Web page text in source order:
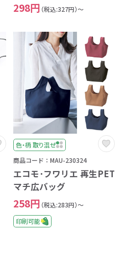
298円 （税込:327円）～
色・柄 取り混ぜ
商品コード：MAU-230324
エコモ･フワリエ 再生PET
マチ広バッグ
258円 （税込:283円）～
印刷可能